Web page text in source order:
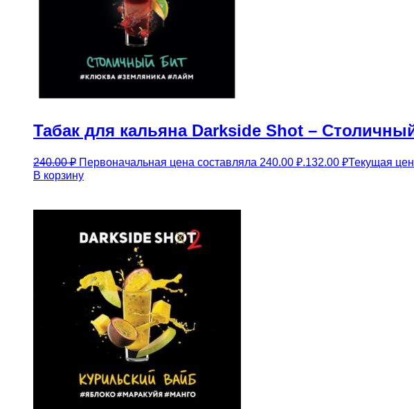
Табак для кальяна Darkside Shot –
240.00₽ Первоначальная цена составляла 240.00 ₽.132.00 ₽Текущая
В корзину